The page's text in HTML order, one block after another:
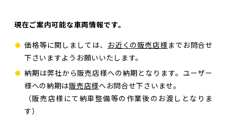
現在ご案内可能な車両情報です。
価格等に関しましては、
お近くの販売店様までお問合せ
下さいますようお願いいたします。
納期は弊社から販売店様への納期となります。ユーザー
様への納期は販売店様へお問合せ下さいませ。
（販売店様にて納車整備等の作業後のお渡しとなりま
す）